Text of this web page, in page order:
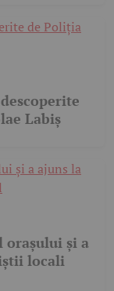
Labiș
orașului și a
locali